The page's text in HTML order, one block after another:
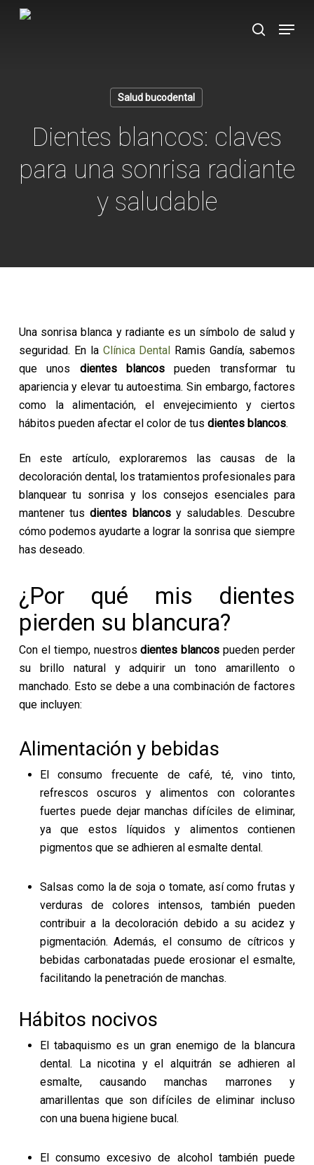
Skip
search
Menu
Salud bucodental
Dientes blancos: claves
para una sonrisa radiante
y saludable
Una sonrisa blanca y radiante es un símbolo de salud y
seguridad. En la Clínica Dental Ramis Gandía, sabemos
que unos dientes blancospueden transformar tu
apariencia y elevar tu autoestima. Sin embargo, factores
como la alimentación, el envejecimiento y ciertos
hábitos pueden afectar el color de tus dientes blancos.
En este artículo, exploraremos las causas de la
decoloración dental, los tratamientos profesionales para
blanquear tu sonrisa y los consejos esenciales para
mantener tusdientes blancosy saludables. Descubre
cómo podemos ayudarte a lograr la sonrisa que siempre
has deseado.
¿Por qué mis dientes
pierden su blancura?
Con el tiempo, nuestrosdientes blancos pueden perder
su brillo natural y adquirir un tono amarillento o
manchado. Esto se debe a una combinación de factores
que incluyen:
Alimentación y bebidas
El consumo frecuente de café, té, vino tinto,
refrescos oscuros y alimentos con colorantes
fuertes puede dejar manchas difíciles de eliminar,
ya que estos líquidos y alimentos contienen
pigmentos que se adhieren al esmalte dental.
Salsas como la de soja o tomate, así como frutas y
verduras de colores intensos, también pueden
contribuir a la decoloración debido a su acidez y
pigmentación. Además, el consumo de cítricos y
bebidas carbonatadas puede erosionar el esmalte,
facilitando la penetración de manchas.
Hábitos nocivos
El tabaquismo es un gran enemigo de la blancura
dental. La nicotina y el alquitrán se adhieren al
esmalte, causando manchas marrones y
amarillentas que son difíciles de eliminar incluso
con una buena higiene bucal.
El consumo excesivo de alcohol también puede